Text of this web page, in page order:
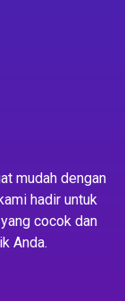
mudah dengan
hadir untuk
cocok dan
Anda.